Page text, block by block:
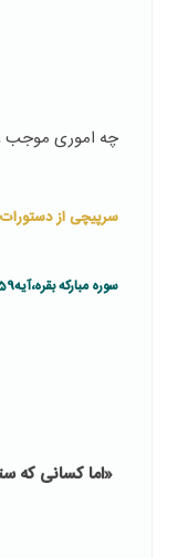
چه اموری
سرپیچی از
سوره مبارکه بقره،آیه59
«اما كسانى كه